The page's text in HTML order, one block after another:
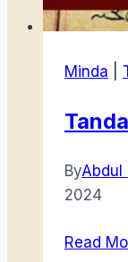
Minda
ByAbdul
2024
Read